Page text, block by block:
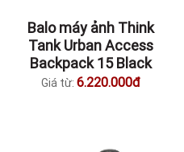
Balo máy ảnh Think
Tank Urban Access
Backpack 15 Black
Giá từ: 6.220.000đ